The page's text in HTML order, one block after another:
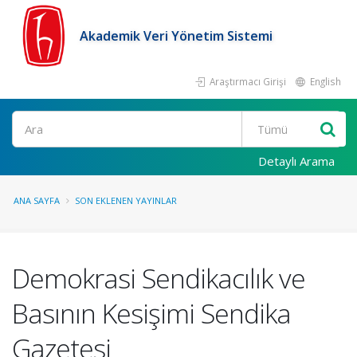
Akademik Veri Yönetim Sistemi
Araştırmacı Girişi English
Ara
Detaylı Arama
ANA SAYFA SON EKLENEN YAYINLAR
Demokrasi Sendikacılık ve
Basının Kesişimi Sendika
Gazetesi